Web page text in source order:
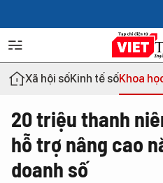
Xã hội sốKinh tế sốKhoa
20 triệu thanh
hỗ trợ nâng cao
doanh số